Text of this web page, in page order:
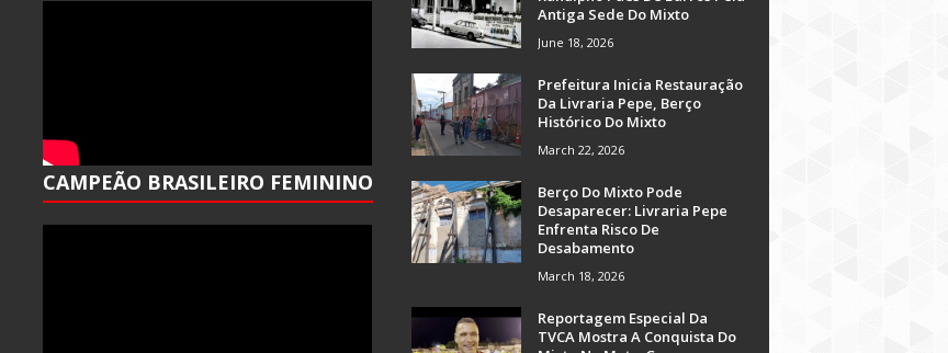
CAMPEÃO BRASILEIRO FEMININO
Antiga Sede Do Mixto
June 18, 2026
Prefeitura Inicia Restauração
Da Livraria Pepe, Berço
Histórico Do Mixto
March 22, 2026
Berço Do Mixto Pode
Desaparecer: Livraria Pepe
Enfrenta Risco De
Desabamento
March 18, 2026
Reportagem Especial Da
TVCA Mostra A Conquista Do